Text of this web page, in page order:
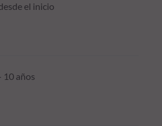
el inicio
10 años